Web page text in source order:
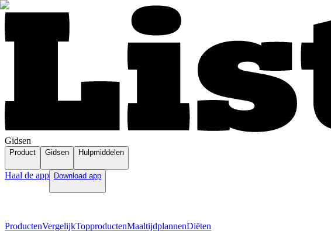
Gidsen
Product Gidsen Hulpmiddelen
Haal de app Download app
ProductenVergelijkTopproductenMaaltijdplannenDiëten